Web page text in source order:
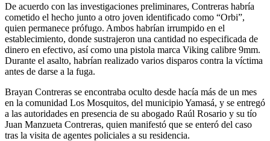
De acuerdo con las investigaciones preliminares, Contreras habría
cometido el hecho junto a otro joven identificado como “Orbi”,
quien permanece prófugo. Ambos habrían irrumpido en el
establecimiento, donde sustrajeron una cantidad no especificada de
dinero en efectivo, así como una pistola marca Viking calibre 9mm.
Durante el asalto, habrían realizado varios disparos contra la víctima
antes de darse a la fuga.
Brayan Contreras se encontraba oculto desde hacía más de un mes
en la comunidad Los Mosquitos, del municipio Yamasá, y se entregó
a las autoridades en presencia de su abogado Raúl Rosario y su tío
Juan Manzueta Contreras, quien manifestó que se enteró del caso
tras la visita de agentes policiales a su residencia.